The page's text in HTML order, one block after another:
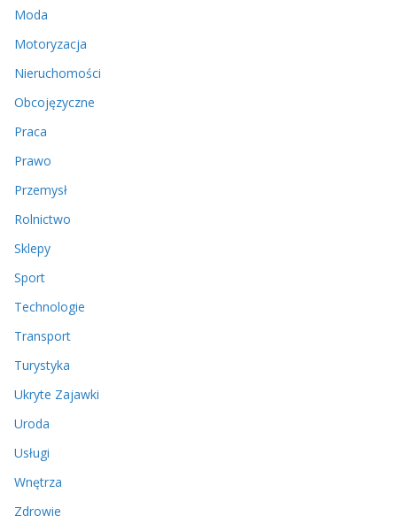
Moda
Motoryzacja
Nieruchomości
Obcojęzyczne
Praca
Prawo
Przemysł
Rolnictwo
Sklepy
Sport
Technologie
Transport
Turystyka
Ukryte Zajawki
Uroda
Usługi
Wnętrza
Zdrowie